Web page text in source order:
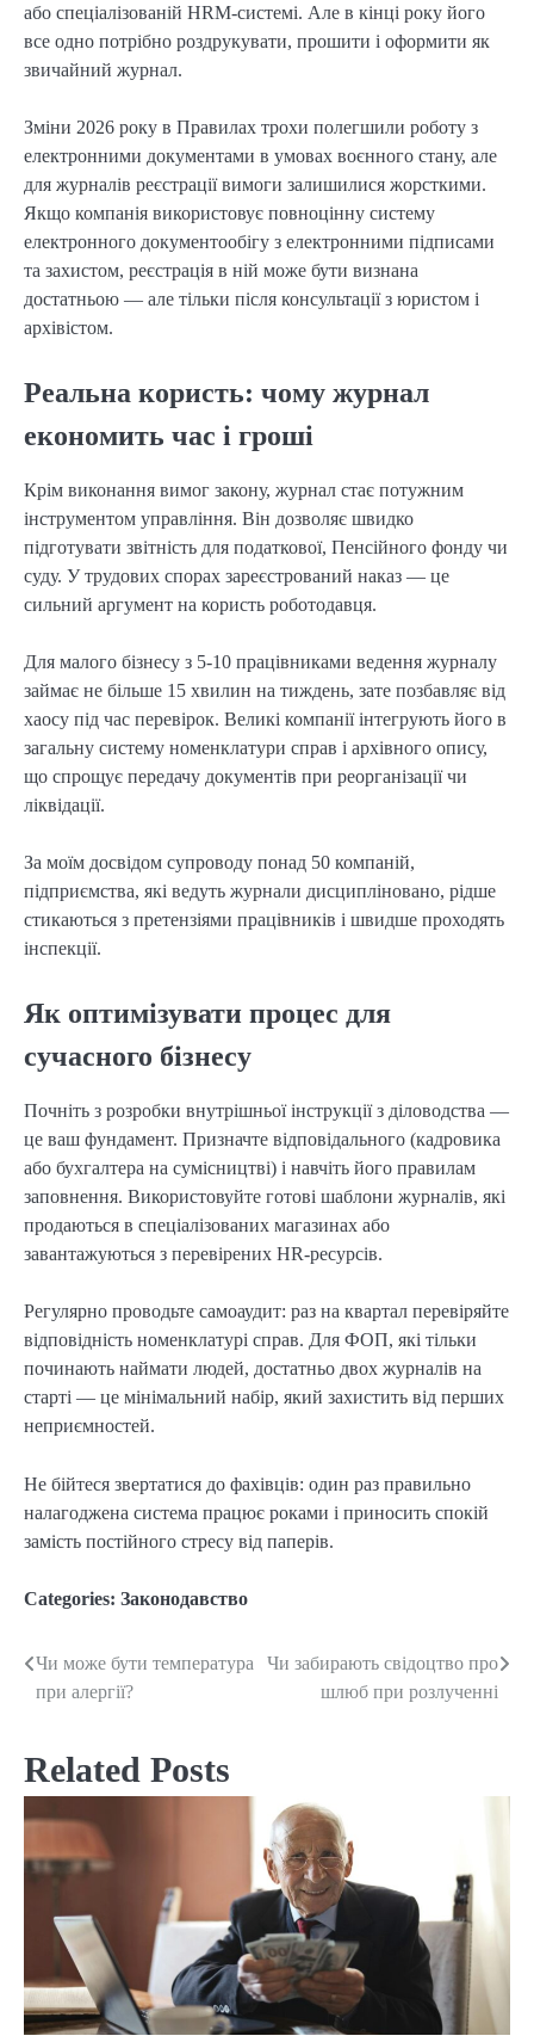
або спеціалізованій HRM-системі. Але в кінці року його
все одно потрібно роздрукувати, прошити і оформити як
звичайний журнал.
Зміни 2026 року в Правилах трохи полегшили роботу з
електронними документами в умовах воєнного стану, але
для журналів реєстрації вимоги залишилися жорсткими.
Якщо компанія використовує повноцінну систему
електронного документообігу з електронними підписами
та захистом, реєстрація в ній може бути визнана
достатньою — але тільки після консультації з юристом і
архівістом.
Реальна користь: чому журнал
економить час і гроші
Крім виконання вимог закону, журнал стає потужним
інструментом управління. Він дозволяє швидко
підготувати звітність для податкової, Пенсійного фонду чи
суду. У трудових спорах зареєстрований наказ — це
сильний аргумент на користь роботодавця.
Для малого бізнесу з 5-10 працівниками ведення журналу
займає не більше 15 хвилин на тиждень, зате позбавляє від
хаосу під час перевірок. Великі компанії інтегрують його в
загальну систему номенклатури справ і архівного опису,
що спрощує передачу документів при реорганізації чи
ліквідації.
За моїм досвідом супроводу понад 50 компаній,
підприємства, які ведуть журнали дисципліновано, рідше
стикаються з претензіями працівників і швидше проходять
інспекції.
Як оптимізувати процес для
сучасного бізнесу
Почніть з розробки внутрішньої інструкції з діловодства —
це ваш фундамент. Призначте відповідального (кадровика
або бухгалтера на сумісництві) і навчіть його правилам
заповнення. Використовуйте готові шаблони журналів, які
продаються в спеціалізованих магазинах або
завантажуються з перевірених HR-ресурсів.
Регулярно проводьте самоаудит: раз на квартал перевіряйте
відповідність номенклатурі справ. Для ФОП, які тільки
починають наймати людей, достатньо двох журналів на
старті — це мінімальний набір, який захистить від перших
неприємностей.
Не бійтеся звертатися до фахівців: один раз правильно
налагоджена система працює роками і приносить спокій
замість постійного стресу від паперів.
Categories: Законодавство
Post
navigation
Чи може бути температура
при алергії?
Чи забирають свідоцтво про
шлюб при розлученні
Related Posts